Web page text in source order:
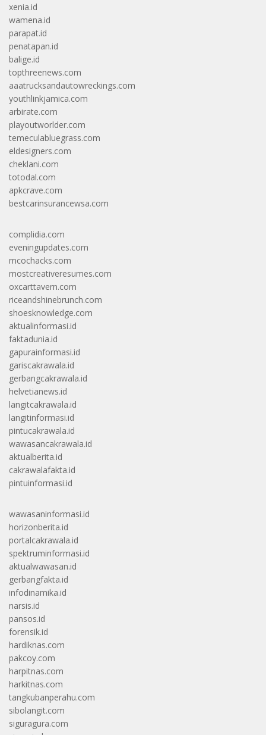
xenia.id
wamena.id
parapat.id
penatapan.id
balige.id
topthreenews.com
aaatrucksandautowreckings.com
youthlinkjamica.com
arbirate.com
playoutworlder.com
temeculabluegrass.com
eldesigners.com
cheklani.com
totodal.com
apkcrave.com
bestcarinsurancewsa.com
complidia.com
eveningupdates.com
mcochacks.com
mostcreativeresumes.com
oxcarttavern.com
riceandshinebrunch.com
shoesknowledge.com
aktualinformasi.id
faktadunia.id
gapurainformasi.id
gariscakrawala.id
gerbangcakrawala.id
helvetianews.id
langitcakrawala.id
langitinformasi.id
pintucakrawala.id
wawasancakrawala.id
aktualberita.id
cakrawalafakta.id
pintuinformasi.id
wawasaninformasi.id
horizonberita.id
portalcakrawala.id
spektruminformasi.id
aktualwawasan.id
gerbangfakta.id
infodinamika.id
narsis.id
pansos.id
forensik.id
hardiknas.com
pakcoy.com
harpitnas.com
harkitnas.com
tangkubanperahu.com
sibolangit.com
siguragura.com